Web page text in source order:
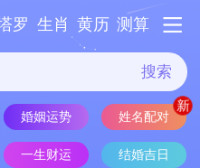
罗 生肖 黄历 测算
搜索
婚姻运势 姓名配对
一生财运 结婚吉日